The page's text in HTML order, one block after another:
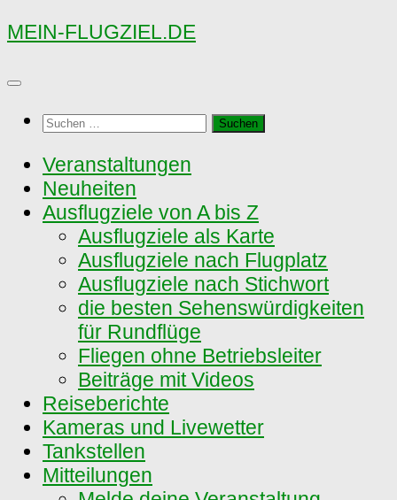
Zum
springen
MEIN-FLUGZIEL.DE
Suchen
Veranstaltungen
Neuheiten
Ausflugziele von A bis Z
Ausflugziele als Karte
Ausflugziele nach Flugplatz
Ausflugziele nach Stichwort
die besten Sehenswürdigkeiten
für Rundflüge
Fliegen ohne Betriebsleiter
Beiträge mit Videos
Reiseberichte
Kameras und Livewetter
Tankstellen
Mitteilungen